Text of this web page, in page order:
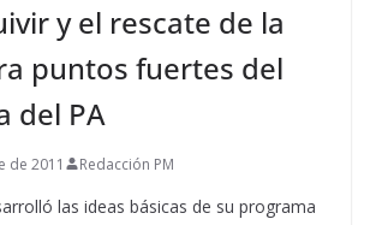
y el rescate de la
puntos fuertes del
del PA
de 2011 Redacción PM
las ideas básicas de su programa